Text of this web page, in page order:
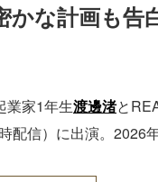
かな計画も告
業家1年生渡邊渚と
信）に出演。2026